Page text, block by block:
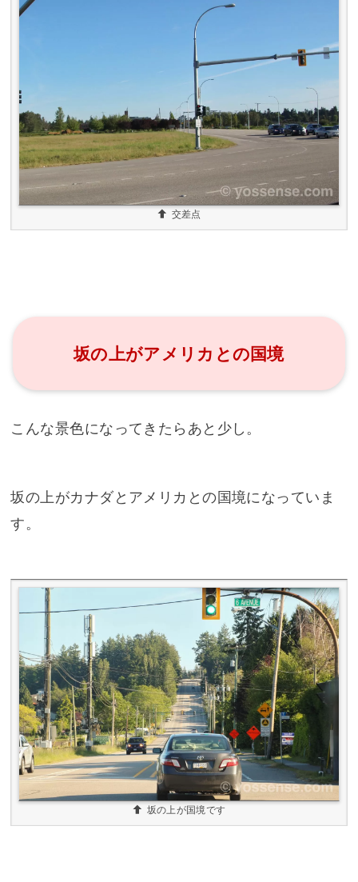
交差点
坂の上がアメリカとの国境
こんな景色になってきたらあと少し。
坂の上がカナダとアメリカとの国境になっていま
す。
坂の上が国境です